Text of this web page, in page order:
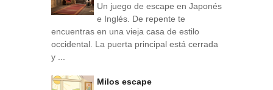
Un juego de escape en Japonés
e Inglés. De repente te
encuentras en una vieja casa de estilo
occidental. La puerta principal está cerrada
y ...
Milos escape